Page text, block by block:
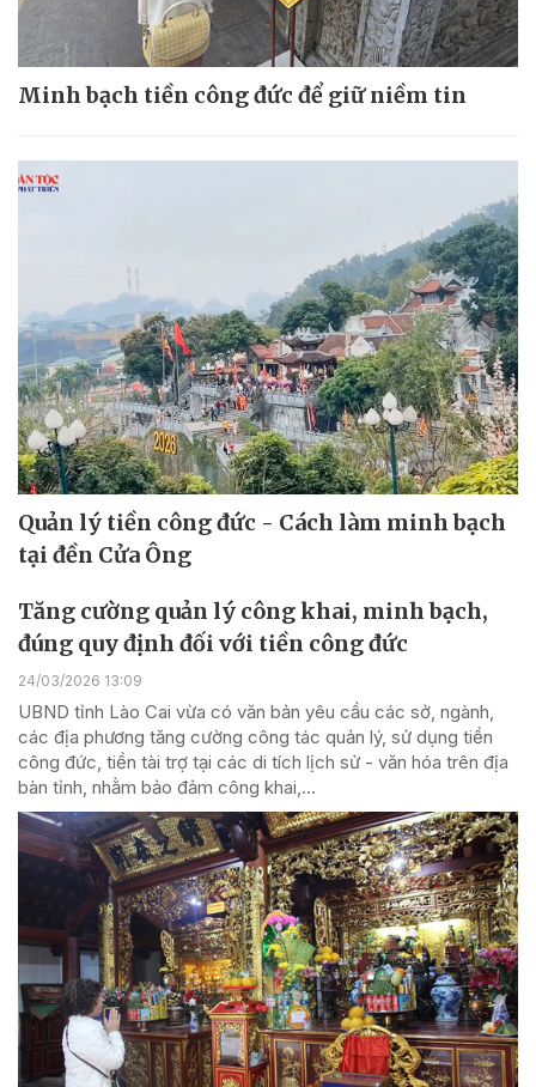
Minh bạch tiền công đức để giữ niềm tin
Quản lý tiền công đức - Cách làm minh bạch
tại đền Cửa Ông
Tăng cường quản lý công khai, minh bạch,
đúng quy định đối với tiền công đức
24/03/2026 13:09
UBND tỉnh Lào Cai vừa có văn bản yêu cầu các sở, ngành,
các địa phương tăng cường công tác quản lý, sử dụng tiền
công đức, tiền tài trợ tại các di tích lịch sử - văn hóa trên địa
bàn tỉnh, nhằm bảo đảm công khai,...